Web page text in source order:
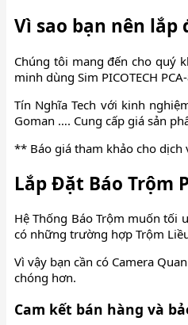
Vì sao bạn nên lắp
Chúng tôi mang đến cho quý
minh dùng Sim PICOTECH
Tín Nghĩa Tech với kinh
Goman …. Cung cấp giá sản
** Báo giá tham khảo cho dịch
Lắp Đặt Báo Trộm
Hệ Thống Báo Trộm muốn tối
có những trường hợp Trộm
Vì vậy bạn cần có Camera
chóng hơn.
Cam kết bán hàng và